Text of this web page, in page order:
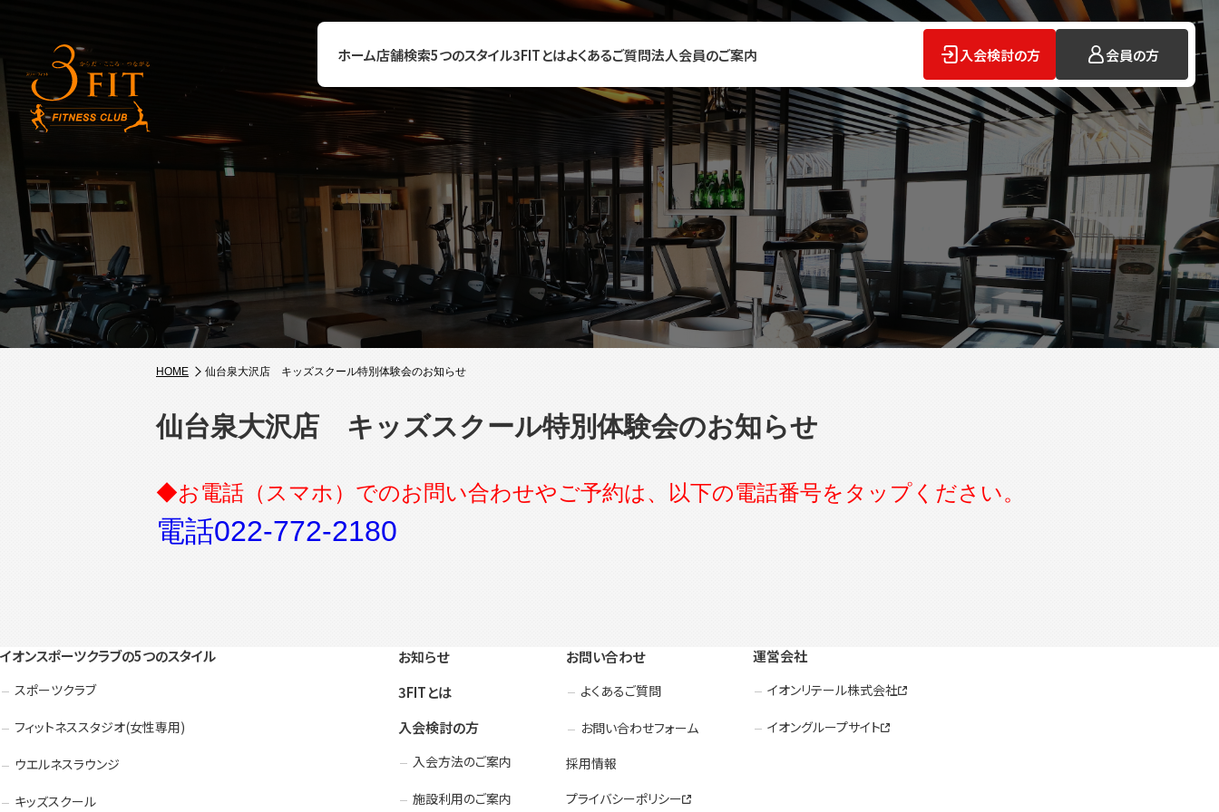
ホーム店舗検索5つのスタイル3FITとはよくあるご質問法人会員のご案内 入会検討の方 会員の方
HOME 仙台泉大沢店 キッズスクール特別体験会のお知らせ
仙台泉大沢店 キッズスクール特別体験会のお知らせ
◆お電話（スマホ）でのお問い合わせやご予約は、以下の電話番号をタップください。
電話022-772-2180
イオンスポーツクラブの5つのスタイル
スポーツクラブ
フィットネススタジオ(女性専用)
ウエルネスラウンジ
キッズスクール
お知らせ
3FITとは
入会検討の方
入会方法のご案内
施設利用のご案内
お問い合わせ
よくあるご質問
お問い合わせフォーム
採用情報
プライバシーポリシー
運営会社
イオンリテール株式会社
イオングループサイト